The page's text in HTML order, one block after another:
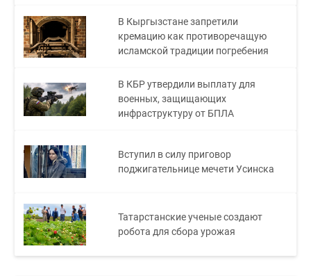
В Кыргызстане запретили
кремацию как противоречащую
исламской традиции погребения
В КБР утвердили выплату для
военных, защищающих
инфраструктуру от БПЛА
Вступил в силу приговор
поджигательнице мечети Усинска
Татарстанские ученые создают
робота для сбора урожая